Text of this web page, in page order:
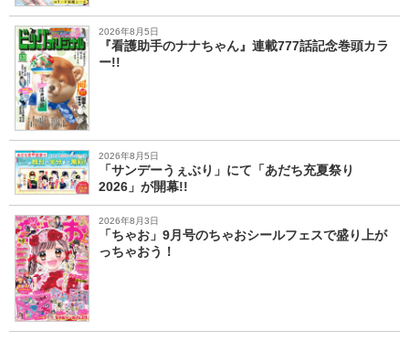
2026年8月5日
『看護助手のナナちゃん』連載777話記念巻頭カラ
ー!!
2026年8月5日
「サンデーうぇぶり」にて「あだち充夏祭り
2026」が開幕!!
2026年8月3日
「ちゃお」9月号のちゃおシールフェスで盛り上が
っちゃおう！